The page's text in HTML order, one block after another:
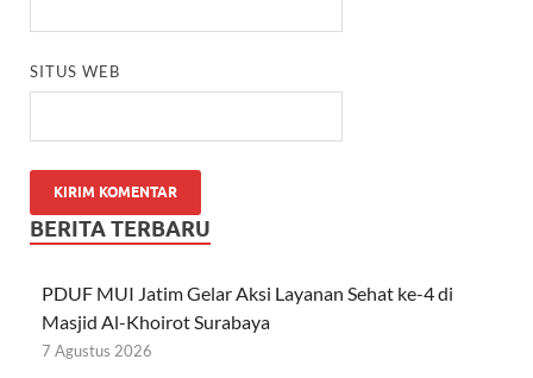
SITUS WEB
BERITA TERBARU
PDUF MUI Jatim Gelar Aksi Layanan Sehat ke-4 di
Masjid Al-Khoirot Surabaya
7 Agustus 2026